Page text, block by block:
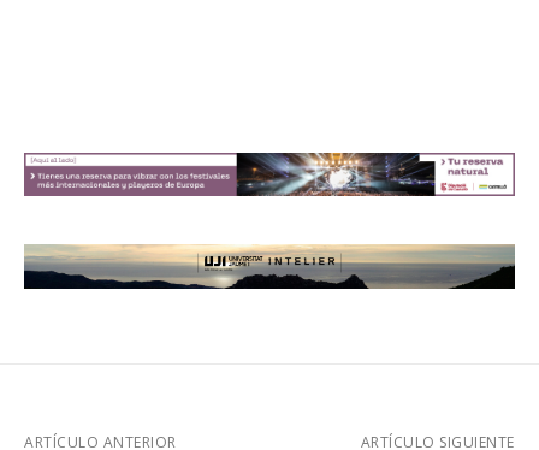
ARTÍCULO ANTERIOR ARTÍCULO SIGUIENTE